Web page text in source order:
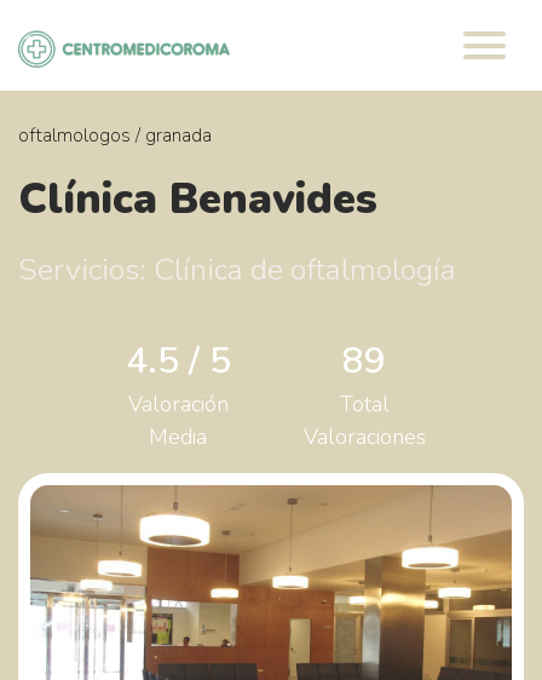
contenido
oftalmologos / granada
Clínica Benavides
Servicios: Clínica de oftalmología
4.5 / 5
Valoración
Media
89
Total
Valoraciones